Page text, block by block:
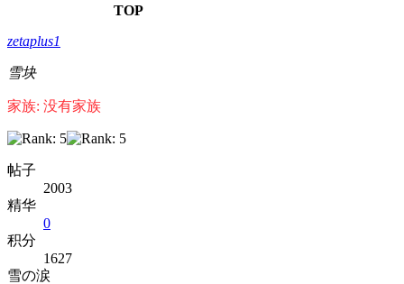
TOP
zetaplus1
雪块
家族: 没有家族
帖子
2003
精华
0
积分
1627
雪の涙